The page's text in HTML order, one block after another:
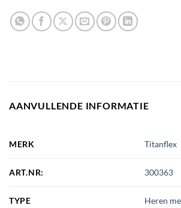
AANVULLENDE INFORMATIE
MERK Titanflex
ART.NR: 300363
TYPE Heren